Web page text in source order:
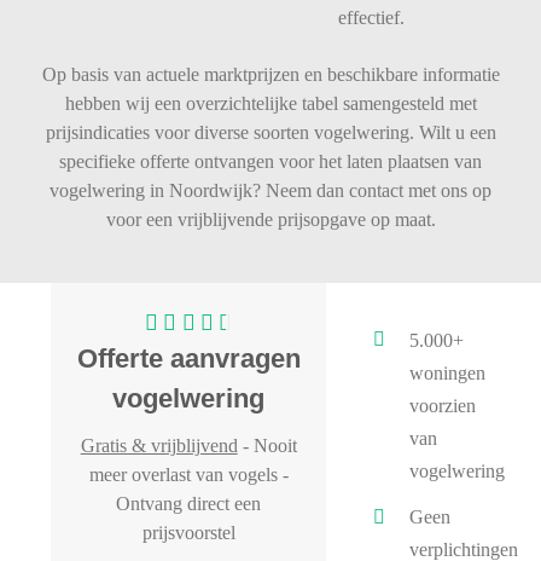
effectief.
Op basis van actuele marktprijzen en beschikbare informatie
hebben wij een overzichtelijke tabel samengesteld met
prijsindicaties voor diverse soorten vogelwering. Wilt u een
specifieke offerte ontvangen voor het laten plaatsen van
vogelwering in Noordwijk? Neem dan contact met ons op
voor een vrijblijvende prijsopgave op maat.
Offerte aanvragen
vogelwering
Gratis & vrijblijvend - Nooit
meer overlast van vogels -
Ontvang direct een
prijsvoorstel
5.000+
woningen
voorzien
van
vogelwering
Geen
verplichtingen